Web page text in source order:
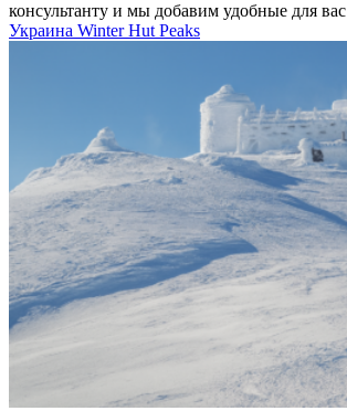
консультанту и мы добавим удобные для вас
Украина Winter Hut Peaks